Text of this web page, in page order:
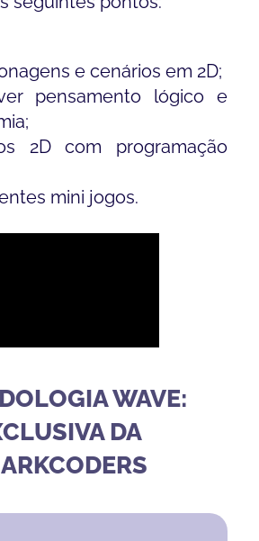
e cenários em 2D;
pensamento lógico e
2D com programação
mini jogos.
WAVE:
DA